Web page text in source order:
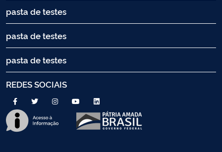
pasta de testes
pasta de testes
pasta de testes
REDES SOCIAIS